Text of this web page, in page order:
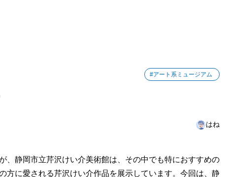
#アート系ミュージアム
はね
、静岡市立芹沢けい介美術館は、その中でも特におすすめの
方に愛される芹沢けい介作品を展示しています。今回は、静